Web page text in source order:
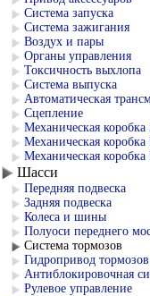
Система запуска
Система зажигания
Воздух и пары
Органы управления
Токсичность выхлопа
Система выпуска
Автоматическая
Сцепление
Механическая коробка
Механическая
Механическая
Шасси
Передняя подвеска
Задняя подвеска
Колеса и шины
Полуоси переднего
Система тормозов
Гидропривод тормозов
Антиблокировочная
Рулевое управление